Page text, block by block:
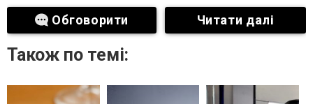
Обговорити Читати далі
Також по темі: